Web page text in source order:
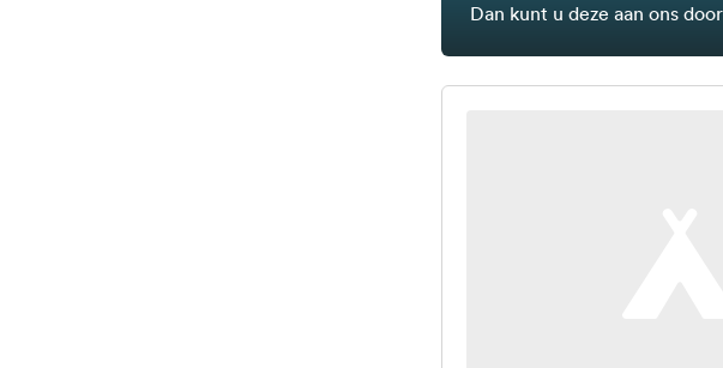
Dan kunt u deze aan ons